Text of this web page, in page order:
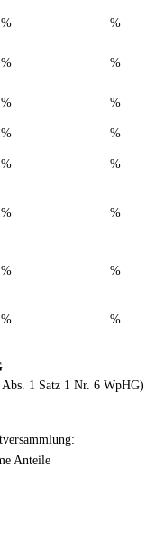
% %
% %
% %
%
%
% %
% %
% %
% %
1 Satz 1 Nr. 6 WpHG)
Anteile